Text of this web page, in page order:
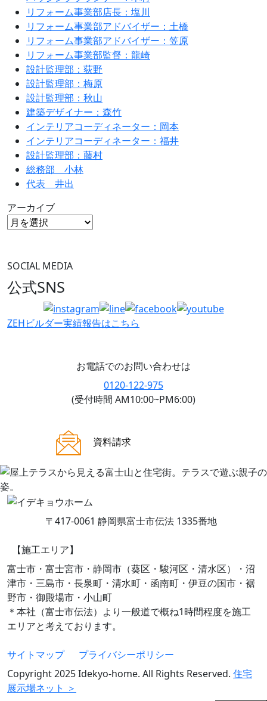
リフォーム事業部店長：塩川
リフォーム事業部アドバイザー：土橋
リフォーム事業部アドバイザー：笠原
リフォーム事業部監督：龍崎
設計監理部：荻野
設計監理部：梅原
設計監理部：秋山
建築デザイナー：森竹
インテリアコーディネーター：岡本
インテリアコーディネーター：福井
設計監理部：藤村
総務部 小林
代表 井出
アーカイブ
SOCIAL MEDIA
公式SNS
ZEHビルダー実績報告はこちら
お電話でのお問い合わせは
0120-122-975
(受付時間 AM10:00~PM6:00)
資料請求
〒417-0061 静岡県富士市伝法 1335番地
【施工エリア】
富士市・富士宮市・静岡市（葵区・駿河区・清水区）・沼
津市・三島市・長泉町・清水町・函南町・伊豆の国市・裾
野市・御殿場市・小山町
＊本社（富士市伝法）より一般道で概ね1時間程度を施工
エリアと考えております。
サイトマップ
プライバシーポリシー
Copyright 2025 Idekyo-home. All Rights Reserved. 住宅
展示場ネット ＞